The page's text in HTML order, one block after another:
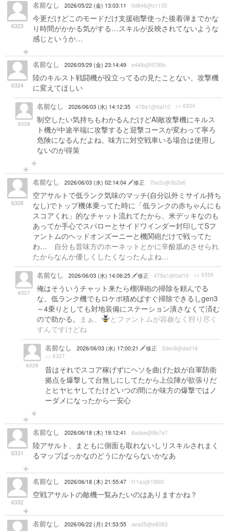
6323
名前なし 2026/05/22 (金) 13:03:11 0d846@c1135
今更だけどこのモードだけ支援砲撃使った後着弾までかな
り時間がかかる気がする…スキルが反映されてないような
感じというか…
6324
名前なし 2026/05/29 (金) 23:14:49 e44fb@9799c
陸のキルスト戦闘機が役立ってるの見たことない、攻撃機
に変えてほしい
6328
名前なし 2026/06/03 (水) 14:12:35 479a1@0af10 >> 6324
制空したい気持ちもわかるんだけどAI敵攻撃機にキルス
ト機が中途半端に攻撃すると迎撃コースが変わって寧ろ
危険になるんだよね。味方に対空戦車いる場合は使用し
ないのが得策
6326
名前なし 2026/06/03 (水) 02:14:04 修正 7be2c@3b2e6
空アサルトで低ランク気味のマッチ(自分以外ミサイル持ち
なし)でトップ機体乗ってた時に「低ランクの赤ちゃんにも
スコアくれ」的なチャット流れてたから、米デッキなのも
あってか手心でスパローとサイドワインダー封印してSフ
ァントムのヘッドオンズーニーと機関砲だけで戦ってた
わ… 自分も昔味方のホーネットとかに辛酸舐めさせられ
たからなんか優しくしたくなったんよね…
6327
名前なし 2026/06/03 (水) 14:06:25 修正 479a1@0af10 >> 6326
俺はそういうチャット来たら榴弾砲の掃除を頼んでる
な。低ランク機でもロケポ積めばすぐ掃除できるしgen3
～4乗りとしても対地装備にステーション潰さなくて済む
ので助かる。 まぁ、
とファントムが容赦なく狩り尽く
すんですけどね
6329
名前なし 2026/06/03 (水) 17:00:21 修正 2dec9@da016
>> 6327
昔はそれでスコア稼げずにヘソを曲げた奴が自軍防衛
拠点を爆撃して台無しにしてたから上位陣が欲張りだ
とヒヤヒヤしてたけどいつの間にか味方の爆撃ではノ
ーダメになったから一安心
6331
名前なし 2026/06/18 (木) 19:12:41 8adae@8b7e7
陸アサルト、まともに側面も取れないしリスキルされまく
るマップばっかなのどうにかならないかなあ
6332
名前なし 2026/06/18 (木) 21:55:47 f11ac@1f865
空戦アサルトの敵機一覧みたいのはありますかね？
名前なし 2026/06/22 (月) 21:53:55 aea25@e8083